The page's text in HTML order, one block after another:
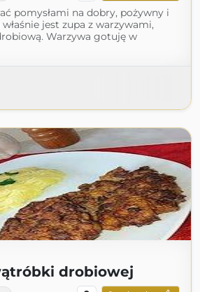
pomysłami na dobry, pożywny i
jest zupa z warzywami,
Warzywa gotuję w
drobiowej